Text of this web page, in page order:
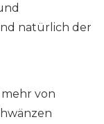
natürlich der
von